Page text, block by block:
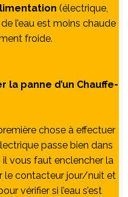
(électrique,
l’eau est moins chaude
froide.
panne d’un Chauffe-
chose à effectuer
passe bien dans
vous faut enclencher la
le contacteur jour/nuit et
vérifier si l’eau s’est